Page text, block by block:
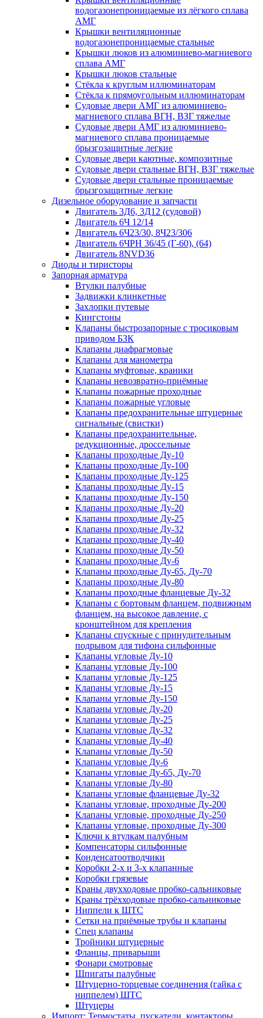
водогазонепроницаемые из лёгкого сплава
АМГ
Крышки вентиляционные
водогазонепроницаемые стальные
Крышки люков из алюминиево-магниевого
сплава АМГ
Крышки люков стальные
Стёкла к круглым иллюминаторам
Стёкла к прямоугольным иллюминаторам
Судовые двери АМГ из алюминиево-
магниевого сплава ВГН, ВЗГ тяжелые
Судовые двери АМГ из алюминиево-
магниевого сплава проницаемые
брызгозащитные легкие
Судовые двери каютные, композитные
Судовые двери стальные ВГН, ВЗГ тяжелые
Судовые двери стальные проницаемые
брызгозащитные легкие
Дизельное оборудование и запчасти
Двигатель 3Д6, 3Д12 (судовой)
Двигатель 6Ч 12/14
Двигатель 6Ч23/30, 8Ч23/306
Двигатель 6ЧРН 36/45 (Г-60), (64)
Двигатель 8NVD36
Диоды и тиристоры
Запорная арматура
Втулки палубные
Задвижки клинкетные
Захлопки путевые
Кингстоны
Клапаны быстрозапорные с тросиковым
приводом БЗК
Клапаны диафрагмовые
Клапаны для манометра
Клапаны муфтовые, краники
Клапаны невозвратно-приёмные
Клапаны пожарные проходные
Клапаны пожарные угловые
Клапаны предохранительные штуцерные
сигнальные (свистки)
Клапаны предохранительные,
редукционные, дроссельные
Клапаны проходные Ду-10
Клапаны проходные Ду-100
Клапаны проходные Ду-125
Клапаны проходные Ду-15
Клапаны проходные Ду-150
Клапаны проходные Ду-20
Клапаны проходные Ду-25
Клапаны проходные Ду-32
Клапаны проходные Ду-40
Клапаны проходные Ду-50
Клапаны проходные Ду-6
Клапаны проходные Ду-65, Ду-70
Клапаны проходные Ду-80
Клапаны проходные фланцевые Ду-32
Клапаны с бортовым фланцем, подвижным
фланцем, на высокое давление, с
кронштейном для крепления
Клапаны спускные с принудительным
подрывом для тифона сильфонные
Клапаны угловые Ду-10
Клапаны угловые Ду-100
Клапаны угловые Ду-125
Клапаны угловые Ду-15
Клапаны угловые Ду-150
Клапаны угловые Ду-20
Клапаны угловые Ду-25
Клапаны угловые Ду-32
Клапаны угловые Ду-40
Клапаны угловые Ду-50
Клапаны угловые Ду-6
Клапаны угловые Ду-65, Ду-70
Клапаны угловые Ду-80
Клапаны угловые фланцевые Ду-32
Клапаны угловые, проходные Ду-200
Клапаны угловые, проходные Ду-250
Клапаны угловые, проходные Ду-300
Ключи к втулкам палубным
Компенсаторы сильфонные
Конденсатоотводчики
Коробки 2-х и 3-х клапанные
Коробки грязевые
Краны двухходовые пробко-сальниковые
Краны трёхходовые пробко-сальниковые
Ниппели к ШТС
Сетки на приёмные трубы и клапаны
Спец клапаны
Тройники штуцерные
Фланцы, приварыши
Фонари смотровые
Шпигаты палубные
Штуцерно-торцевые соединения (гайка с
ниппелем) ШТС
Штуцеры
Импорт: Термостаты, пускатели, контакторы